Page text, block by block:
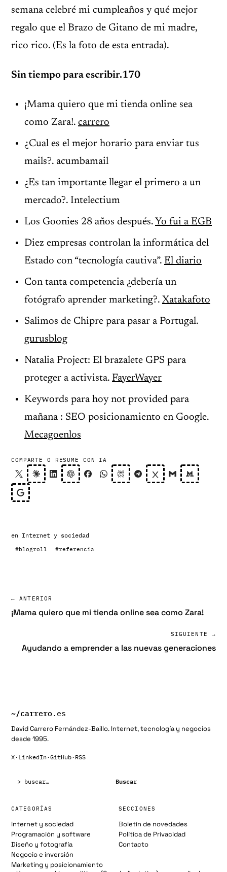
semana celebré mi cumpleaños y qué mejor
regalo que el Brazo de Gitano de mi madre,
rico rico. (Es la foto de esta entrada).
Sin tiempo para escribir.170
¡Mama quiero que mi tienda online sea
como Zara!. carrero
¿Cual es el mejor horario para enviar tus
mails?. acumbamail
¿Es tan importante llegar el primero a un
mercado?. Intelectium
Los Goonies 28 años después. Yo fui a EGB
Diez empresas controlan la informática del
Estado con “tecnología cautiva”. El diario
Con tanta competencia ¿debería un
fotógrafo aprender marketing?. Xatakafoto
Salimos de Chipre para pasar a Portugal.
gurusblog
Natalia Project: El brazalete GPS para
proteger a activista. FayerWayer
Keywords para hoy not provided para
mañana : SEO posicionamiento en Google.
Mecagoenlos
COMPARTE O RESUME CON IA
en Internet y sociedad
#blogroll #referencia
← ANTERIOR
¡Mama quiero que mi tienda online sea como Zara!
SIGUIENTE →
Ayudando a emprender a las nuevas generaciones
~/carrero.es
David Carrero Fernández-Baillo. Internet, tecnología y negocios
desde 1995.
X· LinkedIn·GitHub· RSS
Buscar
CATEGORÍAS
Internet y sociedad
Programación y software
Diseño y fotografía
Negocio e inversión
Marketing y posicionamiento
SECCIONES
Boletín de novedades
Política de Privacidad
Contacto